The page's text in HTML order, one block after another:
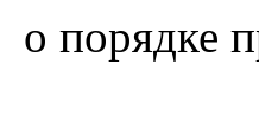
о порядке